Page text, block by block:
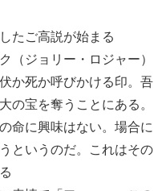
たご高説が始まる
（ジョリー・ロジャー）
か死か呼びかける印。吾
の宝を奪うことにある。
命に興味はない。場合に
というのだ。これはその